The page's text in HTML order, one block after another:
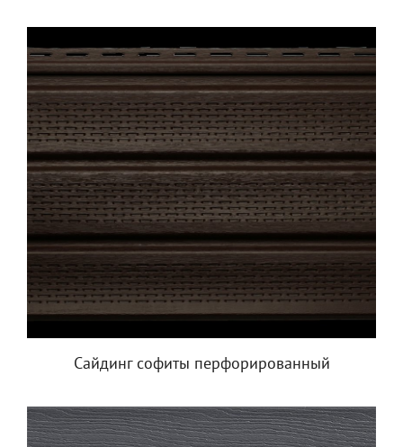
Сайдинг софиты перфорированный